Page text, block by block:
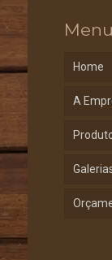
Menu
Home
A